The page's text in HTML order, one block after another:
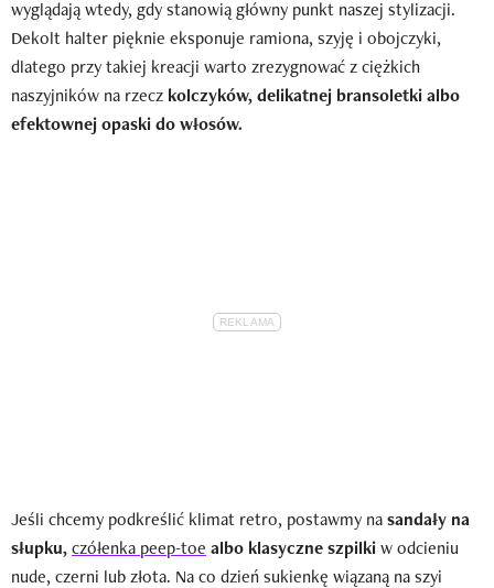
wyglądają wtedy, gdy stanowią główny punkt naszej stylizacji.
Dekolt halter pięknie eksponuje ramiona, szyję i obojczyki,
dlatego przy takiej kreacji warto zrezygnować z ciężkich
naszyjników na rzecz kolczyków, delikatnej bransoletki albo
efektownej opaski do włosów.
Jeśli chcemy podkreślić klimat retro, postawmy nasandały na
słupku,czółenka peep-toe albo klasyczne szpilkiw odcieniu
nude, czerni lub złota. Na co dzień sukienkę wiązaną na szyi